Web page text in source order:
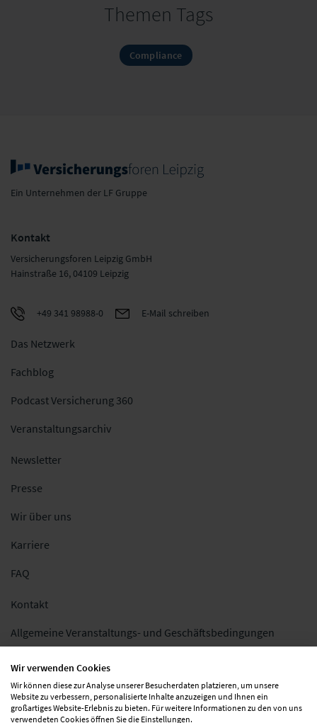
Themen Tags
Compliance
Ein Unternehmen der LF Gruppe
Kontakt
Versicherungsforen Leipzig GmbH
Hainstraße 16, 04109 Leipzig
+49 341 98988-0 E-Mail schreiben
Das Netzwerk
Fachblog
Podcast Versicherung 360
Veranstaltungsarchiv
Newsletter
Presse
Wir über uns
Karriere
FAQ
Kontakt
Allgemeine Veranstaltungs- und Geschäftsbedingungen
Impressum
Datenschutz
Wir verwenden Cookies
Wir können diese zur Analyse unserer Besucherdaten platzieren, um unsere
Website zu verbessern, personalisierte Inhalte anzuzeigen und Ihnen ein
großartiges Website-Erlebnis zu bieten. Für weitere Informationen zu den von uns
verwendeten Cookies öffnen Sie die Einstellungen.